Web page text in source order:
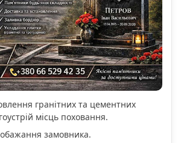
гранітних та цементних
місць поховання.
замовника.